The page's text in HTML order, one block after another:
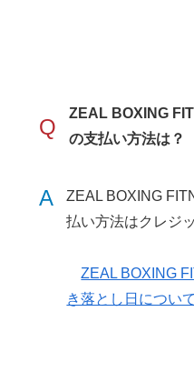
Q
ZEAL BOXING
の支払い方法は？
A
ZEAL BOXING
払い方法はクレジ
ZEAL BOXING
き落とし日につい